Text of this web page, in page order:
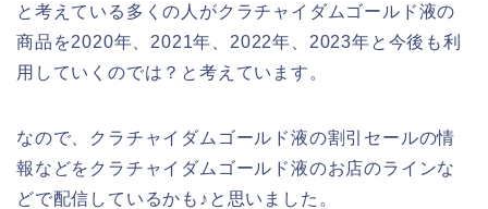
と考えている多くの人がクラチャイダムゴールド液の
商品を2020年、2021年、2022年、2023年と今後も利
用していくのでは？と考えています。
なので、クラチャイダムゴールド液の割引セールの情
報などをクラチャイダムゴールド液のお店のラインな
どで配信しているかも♪と思いました。